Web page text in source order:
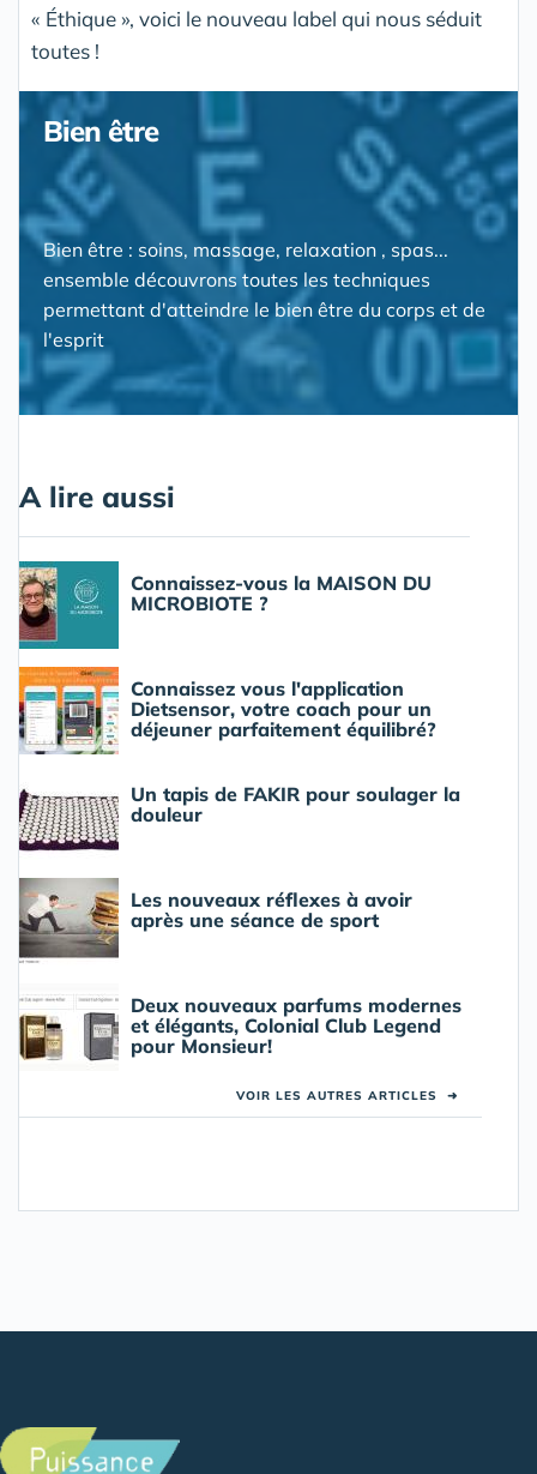
« Éthique », voici le nouveau label qui nous séduit
toutes !
Bien être
Bien être : soins, massage, relaxation , spas...
ensemble découvrons toutes les techniques
permettant d'atteindre le bien être du corps et de
l'esprit
A lire aussi
Connaissez-vous la MAISON DU
MICROBIOTE ?
Connaissez vous l'application
Dietsensor, votre coach pour un
déjeuner parfaitement équilibré?
Un tapis de FAKIR pour soulager la
douleur
Les nouveaux réflexes à avoir
après une séance de sport
Deux nouveaux parfums modernes
et élégants, Colonial Club Legend
pour Monsieur!
VOIR LES AUTRES ARTICLES ➜